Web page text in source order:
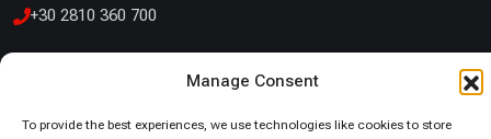
Manage Consent
To provide the best experiences, we use technologies like cookies to store
+30 2810 360 700
Κουντουριώτου 14 Ηράκλειο Αττικής